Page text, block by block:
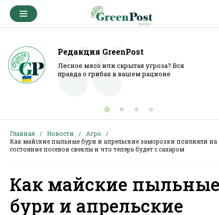
Редакция GreenPost
Лесное мясо или скрытая угроза? Вся
правда о грибах в вашем рационе
Главная Новости
Агро
Как майские пыльные бури и апрельские заморозки повлияли на
состояние посевов свеклы и что теперь будет с сахаром
Как майские
бури и апрельские